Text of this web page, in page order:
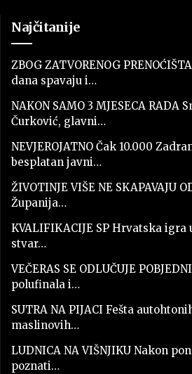
Najčitanije
ZBOG ZATVORENOG
dana spavaju i…
NAKON SAMO 3 MJESECA RADA
Čurković, glavni…
NEVJEROJATNO Čak 10.000
besplatan javni…
ŽIVOTINJE VIŠE NE SKAPAVAJU
Županija…
KVALIFIKACIJE SP Hrvatska igra
stvar…
VEČERAS SE ODLUČUJE
polufinala i…
SUTRA NA PIJACI Fešta
maslinovih…
LUDNICA NA VIŠNJIKU Nakon
poznati…